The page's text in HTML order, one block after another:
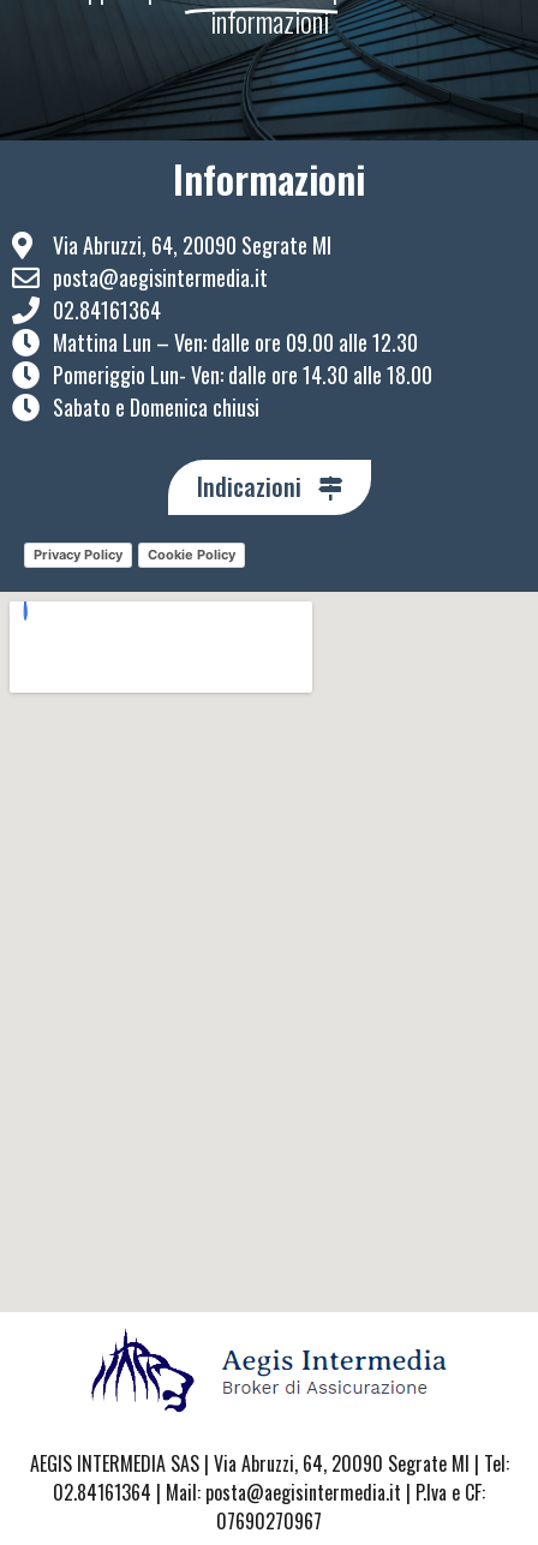
informazioni
Informazioni
Via Abruzzi, 64, 20090 Segrate MI
posta@aegisintermedia.it
02.84161364
Mattina Lun – Ven: ​dalle ore 09.00 alle 12.30
Pomeriggio Lun- Ven: dalle ore 14.30 alle 18.00
Sabato e Domenica chiusi
Indicazioni
Privacy Policy Cookie Policy
AEGIS INTERMEDIA SAS | Via Abruzzi, 64, 20090 Segrate MI | Tel:
02.84161364 | Mail: posta@aegisintermedia.it | P.Iva e CF:
07690270967